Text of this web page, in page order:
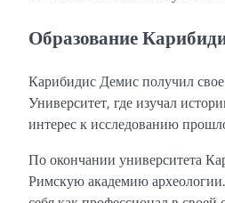
Образование
Карибидис Демис получил
Университет, где изучал
интерес к исследованию
По окончании университета
Римскую академию